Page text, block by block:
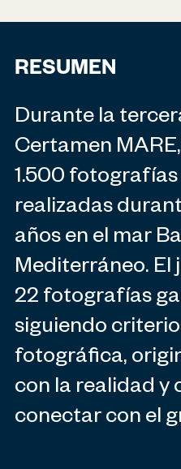
RESUMEN
Durante la
Certamen
1.500
realizadas
años en el mar
Mediterráneo. El
22 fotografías
siguiendo
fotográfica,
con la realidad y
conectar con el